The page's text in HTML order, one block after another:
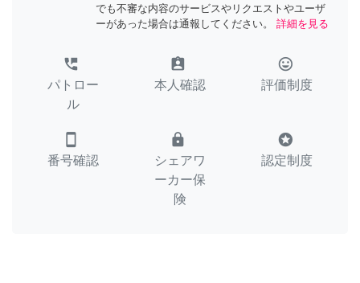
でも不審な内容のサービスやリクエストやユーザ
ーがあった場合は通報してください。
詳細を見る
perm_phone_msg
パトロー
ル
assignment_ind
本人確認
tag_faces
評価制度
smartphone
番号確認
lock
シェアワ
ーカー保
険
stars
認定制度